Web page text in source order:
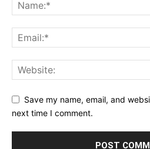
Save my name, email, and
next time I comment.